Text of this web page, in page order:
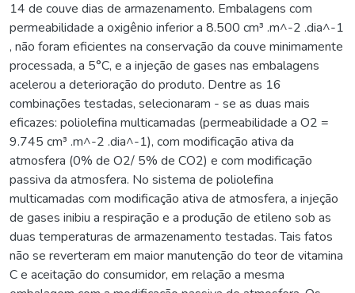
14 de couve dias de armazenamento. Embalagens com
permeabilidade a oxigênio inferior a 8.500 cm³ .m^-2 .dia^-1
, não foram eficientes na conservação da couve minimamente
processada, a 5°C, e a injeção de gases nas embalagens
acelerou a deterioração do produto. Dentre as 16
combinações testadas, selecionaram - se as duas mais
eficazes: poliolefina multicamadas (permeabilidade a O2 =
9.745 cm³ .m^-2 .dia^-1), com modificação ativa da
atmosfera (0% de O2/ 5% de CO2) e com modificação
passiva da atmosfera. No sistema de poliolefina
multicamadas com modificação ativa de atmosfera, a injeção
de gases inibiu a respiração e a produção de etileno sob as
duas temperaturas de armazenamento testadas. Tais fatos
não se reverteram em maior manutenção do teor de vitamina
C e aceitação do consumidor, em relação a mesma